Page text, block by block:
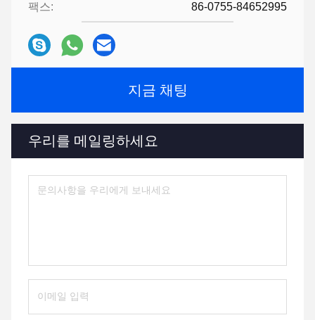
팩스: 86-0755-84652995
지금 채팅
우리를 메일링하세요